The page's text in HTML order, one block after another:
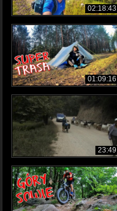
02:18:43
01:09:16
23:49